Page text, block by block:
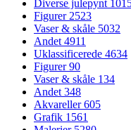
Diverse julepynt
Figurer2523
Vaser & skåle 5032
Andet4911
Uklassificerede 4634
Figurer90
Vaser & skåle 134
Andet348
Akvareller605
Grafik 1561